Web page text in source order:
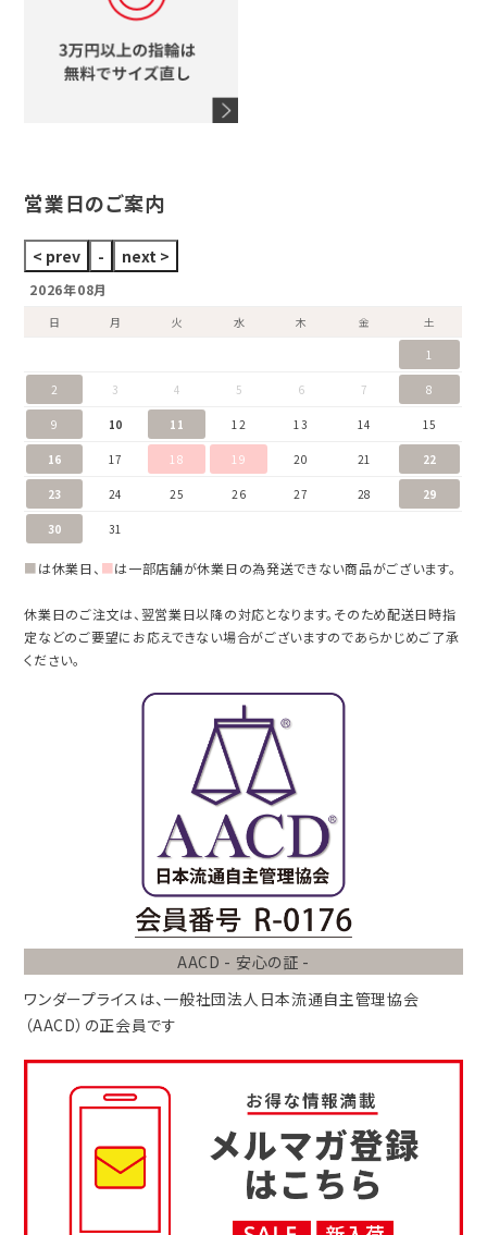
ウノアエレ
タグホイヤー
営業日のご案内
2026年08月
日 月 火 水 木 金
土
1
2 3 4 5 6 7 8
9 10 11 12 13 14 15
16 17 18 19 20 21 22
23 24 25 26 27 28 29
30 31
■は休業日、 ■は一部店舗が休業日の為発送できない商品がございます。
休業日のご注文は、翌営業日以降の対応となります。そのため配送日時指
定などのご要望にお応えできない場合がございますのであらかじめご了承
ください。
AACD - 安心の証 -
ワンダープライスは、 一般社団法人 日本流通自主管理協会
（AACD） の正会員です